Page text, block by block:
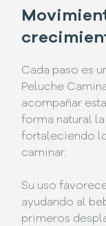
Cada paso es
Peluche
acompañar
forma natural
fortaleciendo
caminar.
Su uso
ayudando al
primeros